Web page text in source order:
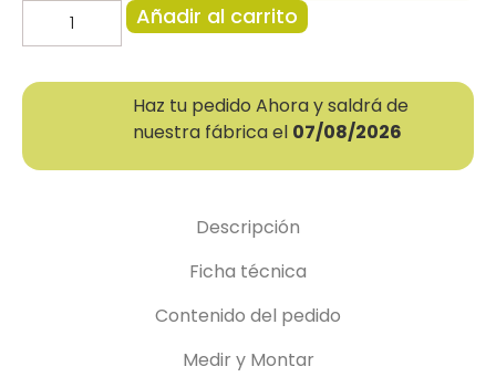
Añadir al carrito
Haz tu pedido Ahora y saldrá de
nuestra fábrica el 07/08/2026
Descripción
Ficha técnica
Contenido del pedido
Medir y Montar